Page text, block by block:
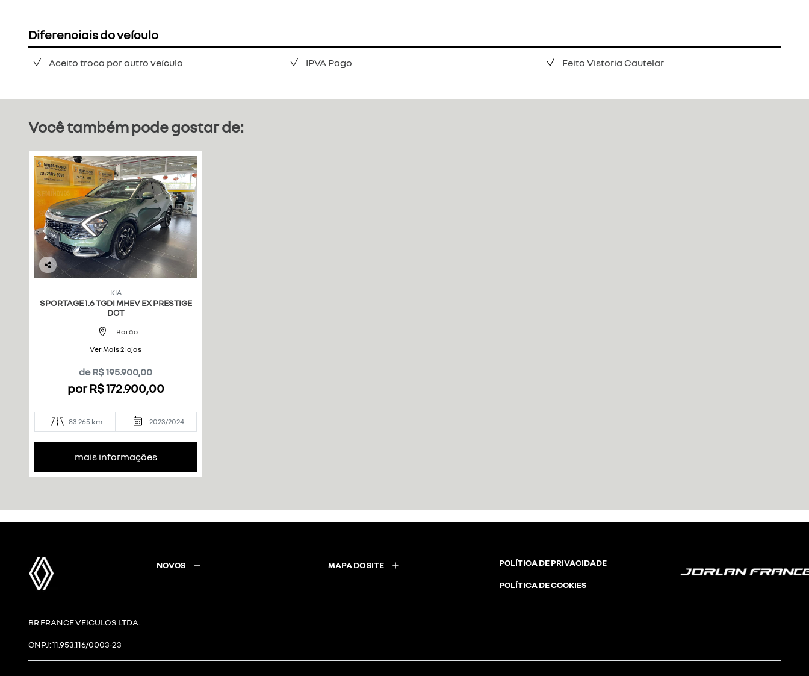
Diferenciais do veículo
Aceito troca por outro veículo IPVA Pago Feito Vistoria Cautelar
Você também pode gostar de:
Co
ilh
KIA
SPORTAGE 1.6 TGDI MHEV EX PRESTIGE
DCT
Barão
Ver Mais 2 lojas
de R$ 195.900,00
por R$ 172.900,00
83.265 km 2023/2024
mais informações
NOVOS MAPA DO SITE POLÍTICA DE PRIVACIDADE
POLÍTICA DE COOKIES
BR FRANCE VEICULOS LTDA.
CNPJ: 11.953.116/0003-23